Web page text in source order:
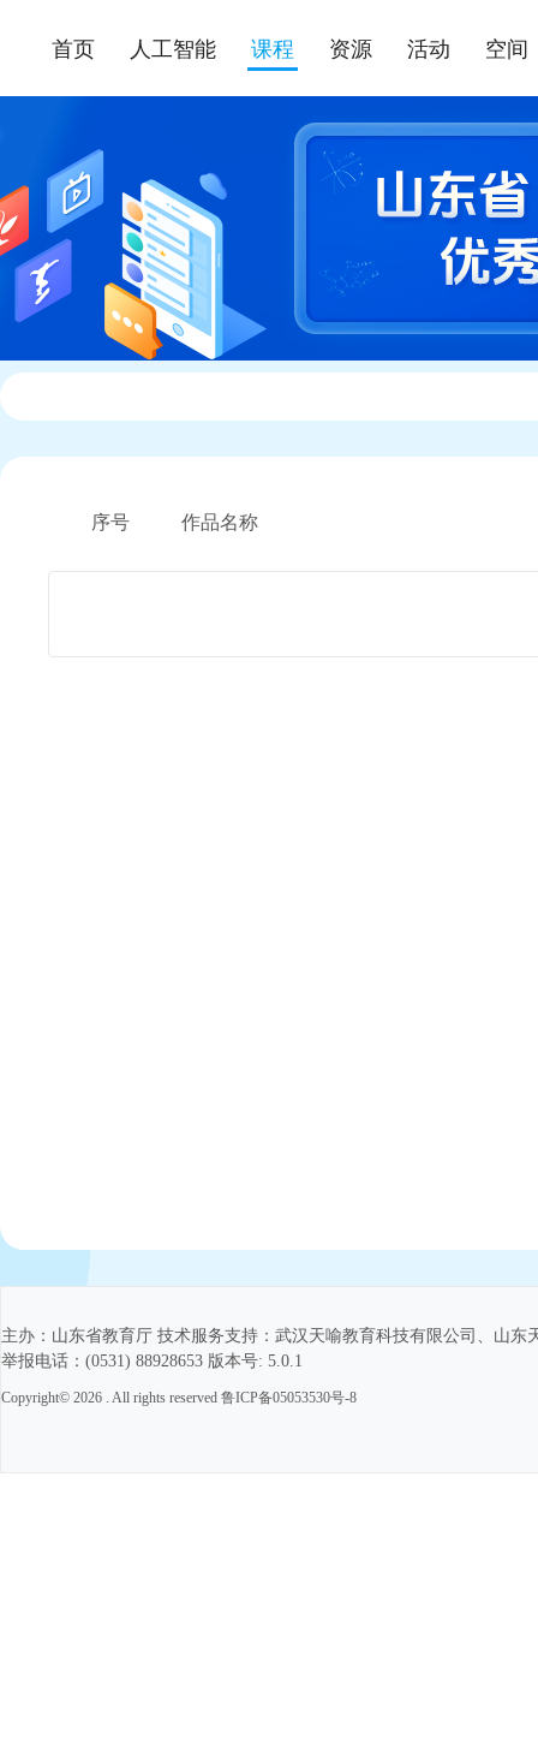
首页 人工智能 课程 资源 活动 空间
序号 作品名称
主办：山东省教育厅 技术服务支持：武汉天喻教育科技有限公司、山
举报电话：(0531) 88928653 版本号: 5.0.1
Copyright© 2026 . All rights reserved 鲁ICP备05053530号-8